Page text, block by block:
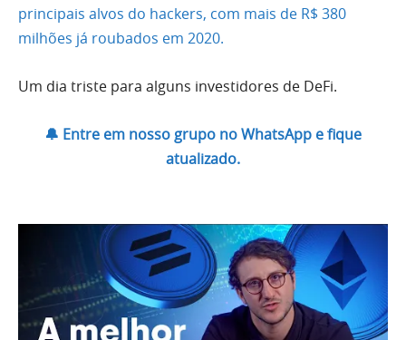
principais alvos do hackers, com mais de R$ 380
milhões já roubados em 2020.
Um dia triste para alguns investidores de DeFi.
🔔 Entre em nosso grupo no WhatsApp e fique
atualizado.